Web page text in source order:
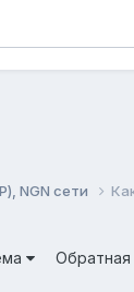
NGN сети
Обратная